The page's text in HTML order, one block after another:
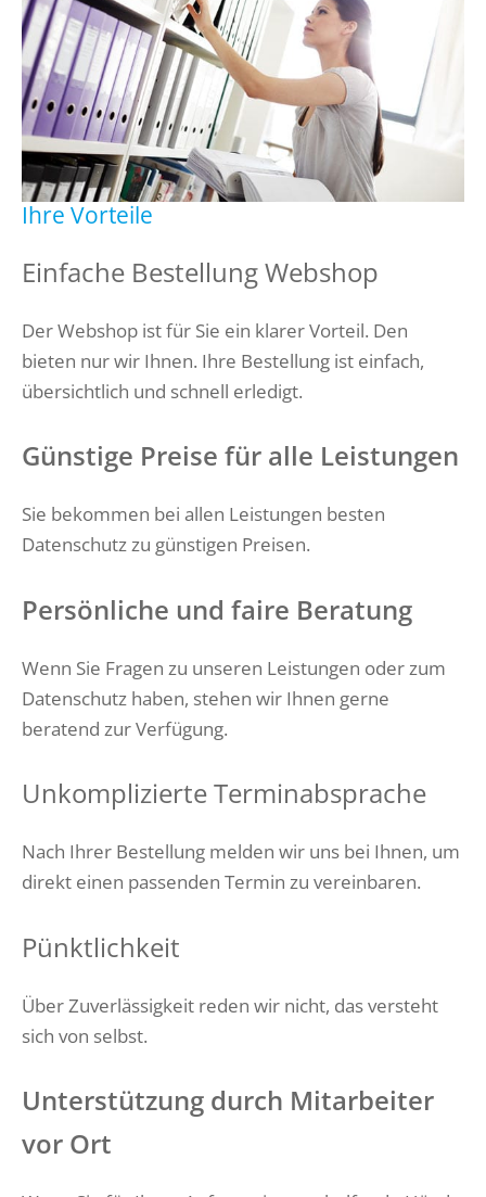
Ihre Vorteile
Einfache Bestellung Webshop
Der Webshop ist für Sie ein klarer Vorteil. Den
bieten nur wir Ihnen. Ihre Bestellung ist einfach,
übersichtlich und schnell erledigt.
Günstige Preise für alle Leistungen
Sie bekommen bei allen Leistungen besten
Datenschutz zu günstigen Preisen.
Persönliche und faire Beratung
Wenn Sie Fragen zu unseren Leistungen oder zum
Datenschutz haben, stehen wir Ihnen gerne
beratend zur Verfügung.
Unkomplizierte Terminabsprache
Nach Ihrer Bestellung melden wir uns bei Ihnen, um
direkt einen passenden Termin zu vereinbaren.
Pünktlichkeit
Über Zuverlässigkeit reden wir nicht, das versteht
sich von selbst.
Unterstützung durch Mitarbeiter
vor Ort